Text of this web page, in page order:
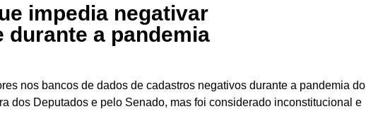
impedia negativar
a pandemia
nos bancos de dados de cadastros negativos durante a pandemia do
dos Deputados e pelo Senado, mas foi considerado inconstitucional e